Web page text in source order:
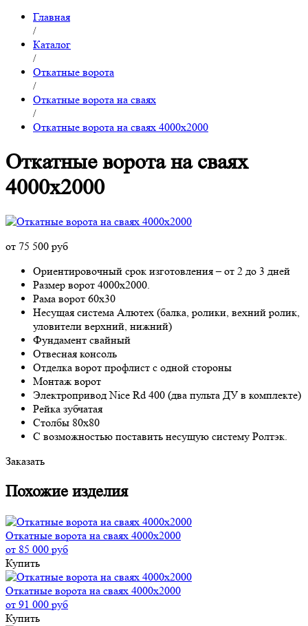
Главная
/
Каталог
/
Откатные ворота
/
Откатные ворота на сваях
/
Откатные ворота на сваях 4000x2000
Откатные ворота на сваях
4000x2000
от 75 500 руб
Ориентировочный срок изготовления – от 2 до 3 дней
Размер ворот 4000х2000.
Рама ворот 60х30
Несущая система Алютех (балка, ролики, вехний ролик,
уловители верхний, нижний)
Фундамент свайный
Отвесная консоль
Отделка ворот профлист с одной стороны
Монтаж ворот
Электропривод Nice Rd 400 (два пульта ДУ в комплекте)
Рейка зубчатая
Столбы 80х80
С возможностью поставить несущую систему Ролтэк.
Заказать
Похожие изделия
Откатные ворота на сваях 4000x2000
от 85 000 руб
Купить
Откатные ворота на сваях 4000x2000
от 91 000 руб
Купить